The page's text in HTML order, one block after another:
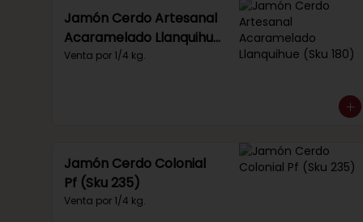
Jamón Cerdo Artesanal
Acaramelado Llanquihue
(Sku 180)
Venta por 1/4 kg.
Jamón Cerdo Colonial
Pf (Sku 235)
Venta por 1/4 kg.